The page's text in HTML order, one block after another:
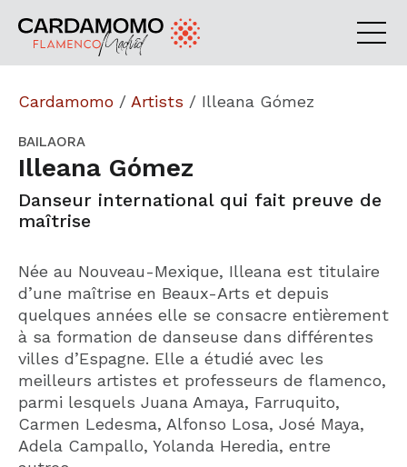
Cardamomo / Artists / Illeana Gómez
BAILAORA
Illeana Gómez
Danseur international qui fait preuve de
maîtrise
Née au Nouveau-Mexique, Illeana est titulaire
d’une maîtrise en Beaux-Arts et depuis
quelques années elle se consacre entièrement
à sa formation de danseuse dans différentes
villes d’Espagne. Elle a étudié avec les
meilleurs artistes et professeurs de flamenco,
parmi lesquels Juana Amaya, Farruquito,
Carmen Ledesma, Alfonso Losa, José Maya,
Adela Campallo, Yolanda Heredia, entre